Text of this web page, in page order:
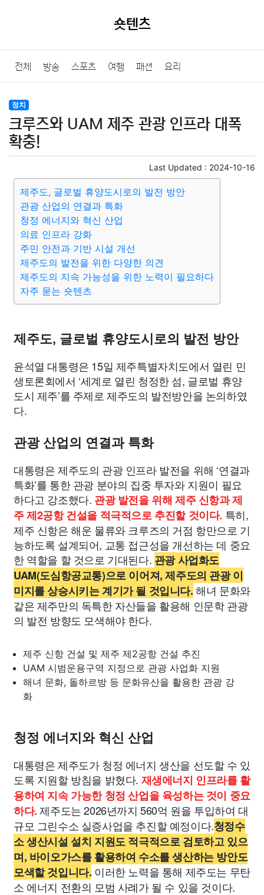
숏텐츠
전체 방송 스포츠 여행 패션 요리
정치
크루즈와 UAM 제주 관광 인프라 대폭
확충!
Last Updated : 2024-10-16
제주도, 글로벌 휴양도시로의 발전 방안
관광 산업의 연결과 특화
청정 에너지와 혁신 산업
의료 인프라 강화
주민 안전과 기반 시설 개선
제주도의 발전을 위한 다양한 의견
제주도의 지속 가능성을 위한 노력이 필요하다
자주 묻는 숏텐츠
제주도, 글로벌 휴양도시로의 발전 방안
윤석열 대통령은 15일 제주특별자치도에서 열린 민
생토론회에서 ‘세계로 열린 청정한 섬, 글로벌 휴양
도시 제주’를 주제로 제주도의 발전방안을 논의하였
다.
관광 산업의 연결과 특화
대통령은 제주도의 관광 인프라 발전을 위해 ‘연결과
특화’를 통한 관광 분야의 집중 투자와 지원이 필요
하다고 강조했다. 관광 발전을 위해 제주 신항과 제
주 제2공항 건설을 적극적으로 추진할 것이다. 특히,
제주 신항은 해운 물류와 크루즈의 거점 항만으로 기
능하도록 설계되어, 교통 접근성을 개선하는 데 중요
한 역할을 할 것으로 기대된다. 관광 사업화도
UAM(도심항공교통)으로 이어져, 제주도의 관광 이
미지를 상승시키는 계기가 될 것입니다.해녀 문화와
같은 제주만의 독특한 자산들을 활용해 인문학 관광
의 발전 방향도 모색해야 한다.
제주 신항 건설 및 제주 제2공항 건설 추진
UAM 시범운용구역 지정으로 관광 사업화 지원
해녀 문화, 돌하르방 등 문화유산을 활용한 관광 강
화
청정 에너지와 혁신 산업
대통령은 제주도가 청정 에너지 생산을 선도할 수 있
도록 지원할 방침을 밝혔다. 재생에너지 인프라를 활
용하여 지속 가능한 청정 산업을 육성하는 것이 중요
하다.제주도는 2026년까지 560억 원을 투입하여 대
규모 그린수소 실증사업을 추진할 예정이다.청정수
소 생산시설 설치 지원도 적극적으로 검토하고 있으
며, 바이오가스를 활용하여 수소를 생산하는 방안도
모색할 것입니다. 이러한 노력을 통해 제주도는 무탄
소 에너지 전환의 모범 사례가 될 수 있을 것이다.